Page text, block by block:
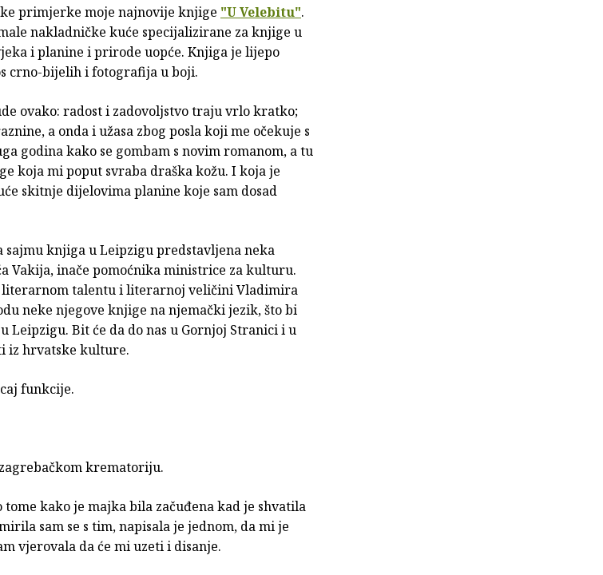
primjerke moje najnovije knjige "U Velebitu".
nakladničke kuće specijalizirane za knjige u
i planine i prirode uopće. Knjiga je lijepo
crno-bijelih i fotografija u boji.
ovako: radost i zadovoljstvo traju vrlo kratko;
a onda i užasa zbog posla koji me očekuje s
godina kako se gombam s novim romanom, a tu
koja mi poput svraba draška kožu. I koja je
skitnje dijelovima planine koje sam dosad
sajmu knjiga u Leipzigu predstavljena neka
Vakija, inače pomoćnika ministrice za kulturu.
literarnom talentu i literarnoj veličini Vladimira
neke njegove knjige na njemački jezik, što bi
Leipzigu. Bit će da do nas u Gornjoj Stranici i u
iz hrvatske kulture.
funkcije.
krematoriju.
kako je majka bila začuđena kad je shvatila
sam se s tim, napisala je jednom, da mi je
vjerovala da će mi uzeti i disanje.